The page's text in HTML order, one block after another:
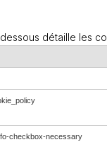
détaille les
checkbox-necessary